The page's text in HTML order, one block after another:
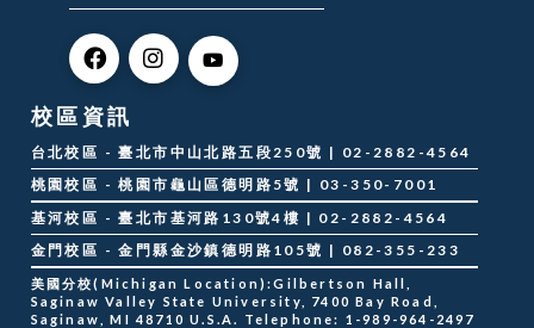
校區資訊
台北校區 - 臺北市中山北路五段250號 | 02-2882-4564
桃園校區 - 桃園市龜山區德明路5號 | 03-350-7001
基河校區 - 臺北市基河路130號4樓 | 02-2882-4564
金門校區 - 金門縣金沙鎮德明路105號 | 082-355-233
美國分校(Michigan Location):Gilbertson Hall,
Saginaw Valley State University, 7400 Bay Road,
Saginaw, MI 48710 U.S.A. Telephone: 1-989-964-2497